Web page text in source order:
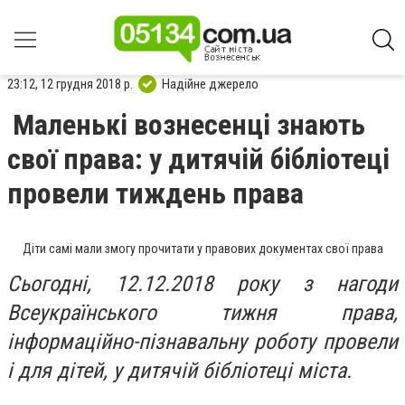
23:12, 12 грудня 2018 р. Надійне джерело
Маленькі вознесенці знають
свої права: у дитячій бібліотеці
провели тиждень права
Діти самі мали змогу прочитати у правових документах свої права
Сьогодні, 12.12.2018 року з нагоди
Всеукраїнського тижня права,
інформаційно-пізнавальну роботу провели
і для дітей, у дитячій бібліотеці міста.